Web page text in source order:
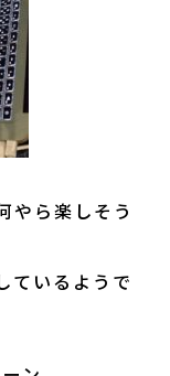
やら楽しそう
ているようで